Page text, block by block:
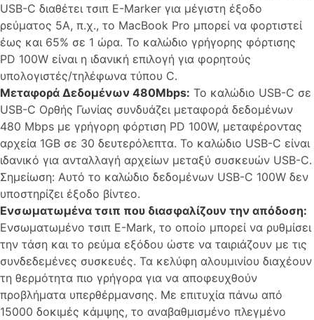
USB-C διαθέτει τσιπ E-Marker για μέγιστη έξοδο
ρεύματος 5A, π.χ., το MacBook Pro μπορεί να φορτιστεί
έως και 65% σε 1 ώρα. Το καλώδιο γρήγορης φόρτισης
PD 100W είναι η ιδανική επιλογή για φορητούς
υπολογιστές/τηλέφωνα τύπου C.
Μεταφορά Δεδομένων 480Mbps: Το καλώδιο USB-C σε
USB-C Ορθής Γωνίας συνδυάζει μεταφορά δεδομένων
480 Mbps με γρήγορη φόρτιση PD 100W, μεταφέροντας
αρχεία 1GB σε 30 δευτερόλεπτα. Το καλώδιο USB-C είναι
ιδανικό για ανταλλαγή αρχείων μεταξύ συσκευών USB-C.
Σημείωση: Αυτό το καλώδιο δεδομένων USB-C 100W δεν
υποστηρίζει έξοδο βίντεο.
Ενσωματωμένα τσιπ που διασφαλίζουν την απόδοση:
Ενσωματωμένο τσιπ E-Mark, το οποίο μπορεί να ρυθμίσει
την τάση και το ρεύμα εξόδου ώστε να ταιριάζουν με τις
συνδεδεμένες συσκευές. Τα κελύφη αλουμινίου διαχέουν
τη θερμότητα πιο γρήγορα για να αποφευχθούν
προβλήματα υπερθέρμανσης. Με επιτυχία πάνω από
15000 δοκιμές κάμψης, το αναβαθμισμένο πλεγμένο